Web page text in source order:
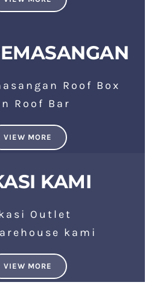
Roof Box
Roof Bar
VIEW MORE
KAMI
Outlet
kami
VIEW MORE